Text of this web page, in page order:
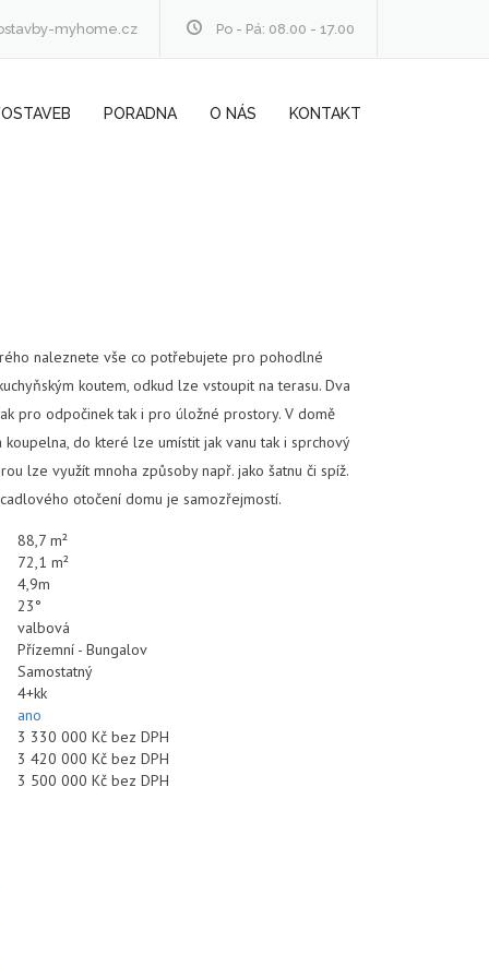
myhome.cz Po - Pá: 08.00 - 17.00
PORADNA O NÁS KONTAKT
naleznete vše co potřebujete pro pohodlné
koutem, odkud lze vstoupit na terasu. Dva
pro odpočinek tak i pro úložné prostory. V domě
do které lze umístit jak vanu tak i sprchový
lze využít mnoha způsoby např. jako šatnu či spíž.
otočení domu je samozřejmostí.
88,7 m²
72,1 m²
4,9m
23°
valbová
Přízemní - Bungalov
Samostatný
4+kk
ano
3 330 000 Kč bez DPH
3 420 000 Kč bez DPH
3 500 000 Kč bez DPH